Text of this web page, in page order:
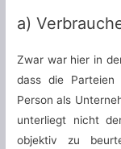
a)
Zwar war hier in
dass die Parteien
Person als
unterliegt nicht
objektiv zu